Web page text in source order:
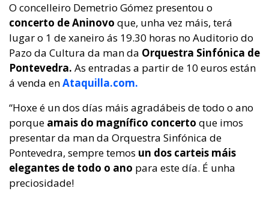
O concelleiro Demetrio Gómez presentou o
concerto de Aninovo que, unha vez máis, terá
lugar o 1 de xaneiro ás 19.30 horas no Auditorio do
Pazo da Cultura da man da Orquestra Sinfónica de
Pontevedra. As entradas a partir de 10 euros están
á venda enAtaquilla.com.
“Hoxe é un dos días máis agradábeis de todo o ano
porque amais do magnífico concerto que imos
presentar da man da Orquestra Sinfónica de
Pontevedra, sempre temos un dos carteis máis
elegantes de todo o ano para este día. É unha
preciosidade!